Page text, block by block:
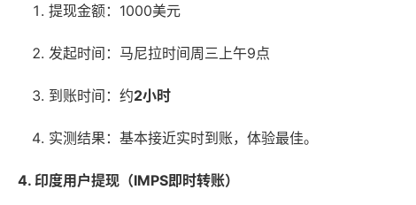
提现金额：1000美元
发起时间：马尼拉时间周三上午9点
到账时间：约2小时
实测结果：基本接近实时到账，体验最佳。
4. 印度用户提现（IMPS即时转账）